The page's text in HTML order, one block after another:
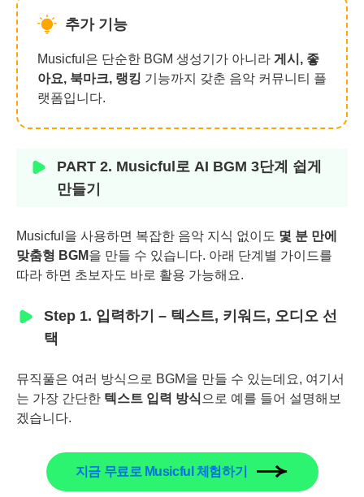
추가 기능
Musicful은 단순한 BGM 생성기가 아니라 게시, 좋
아요, 북마크, 랭킹 기능까지 갖춘 음악 커뮤니티 플
랫폼입니다.
PART 2. Musicful로 AI BGM 3단계 쉽게
만들기
Musicful을 사용하면 복잡한 음악 지식 없이도 몇 분 만에
맞춤형 BGM을 만들 수 있습니다. 아래 단계별 가이드를
따라 하면 초보자도 바로 활용 가능해요.
Step 1. 입력하기 – 텍스트, 키워드, 오디오 선
택
뮤직풀은 여러 방식으로 BGM을 만들 수 있는데요, 여기서
는 가장 간단한 텍스트 입력 방식 으로 예를 들어 설명해보
겠습니다.
지금 무료로 Musicful 체험하기